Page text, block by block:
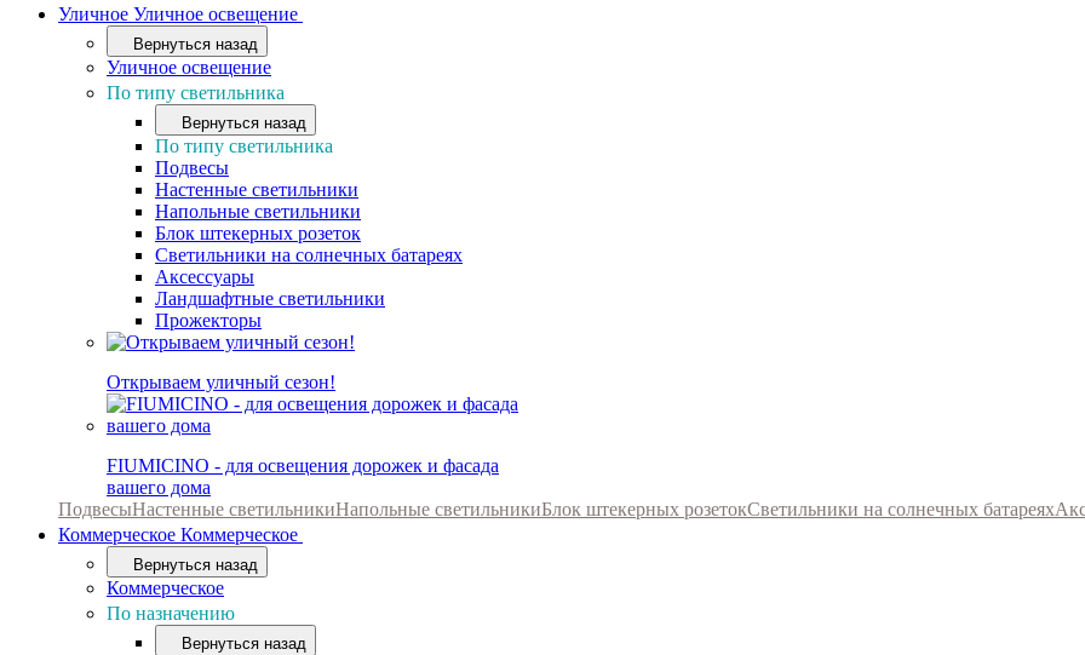
Уличное Уличное освещение
Вернуться назад
Уличное освещение
По типу светильника
Вернуться назад
По типу светильника
Подвесы
Настенные светильники
Напольные светильники
Блок штекерных розеток
Светильники на солнечных батареях
Аксессуары
Ландшафтные светильники
Прожекторы
Открываем уличный сезон!
FIUMICINO - для освещения дорожек и фасада
вашего дома
ПодвесыНастенные светильникиНапольные светильникиБлок штекерных розетокСветильники на солнечных батареях
Коммерческое Коммерческое
Вернуться назад
Коммерческое
По назначению
Вернуться назад